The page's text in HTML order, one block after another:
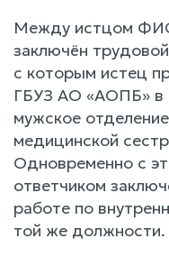
Между истцом
заключён
с которым истец
ГБУЗ АО «АОПБ» в
мужское
медицинской
Одновременно с
ответчиком
работе по
той же должности.